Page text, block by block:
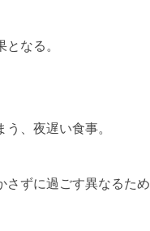
なる。
、夜遅い食事。
ずに過ごす異なるた